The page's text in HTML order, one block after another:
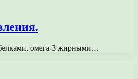
омега-3 жирными…